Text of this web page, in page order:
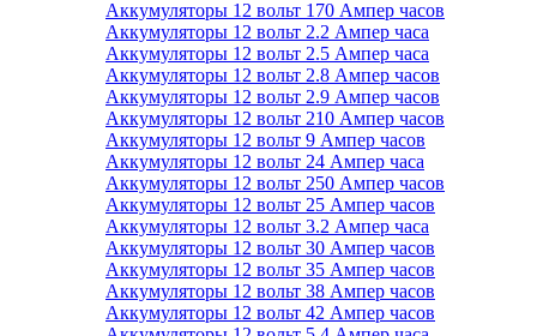
Аккумуляторы 12 вольт 170 Ампер часов
Аккумуляторы 12 вольт 2.2 Ампер часа
Аккумуляторы 12 вольт 2.5 Ампер часа
Аккумуляторы 12 вольт 2.8 Ампер часов
Аккумуляторы 12 вольт 2.9 Ампер часов
Аккумуляторы 12 вольт 210 Ампер часов
Аккумуляторы 12 вольт 9 Ампер часов
Аккумуляторы 12 вольт 24 Ампер часа
Аккумуляторы 12 вольт 250 Ампер часов
Аккумуляторы 12 вольт 25 Ампер часов
Аккумуляторы 12 вольт 3.2 Ампер часа
Аккумуляторы 12 вольт 30 Ампер часов
Аккумуляторы 12 вольт 35 Ампер часов
Аккумуляторы 12 вольт 38 Ампер часов
Аккумуляторы 12 вольт 42 Ампер часов